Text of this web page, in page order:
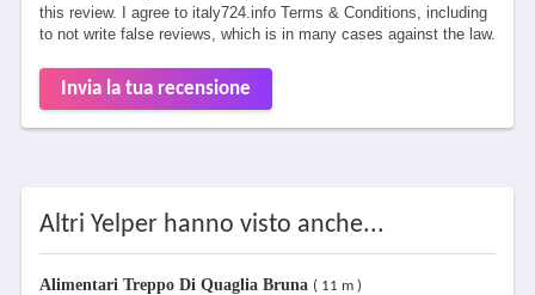
this review. I agree to italy724.info Terms & Conditions, including
to not write false reviews, which is in many cases against the law.
Invia la tua recensione
Altri Yelper hanno visto anche...
Alimentari Treppo Di Quaglia Bruna ( 11 m )